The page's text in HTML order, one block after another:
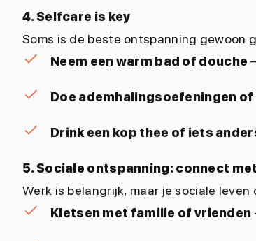
4. Selfcare is key
Soms is de beste ontspanning gewoon
Neem een warm bad of douche
Doe ademhalingsoefeningen
Drink een kop thee of iets
5. Sociale ontspanning: connect
Werk is belangrijk, maar je sociale leven
Kletsen met familie of vrienden